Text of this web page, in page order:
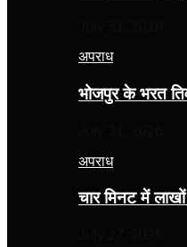
अपराध
भोजपुर के भरत
अपराध
चार मिनट में